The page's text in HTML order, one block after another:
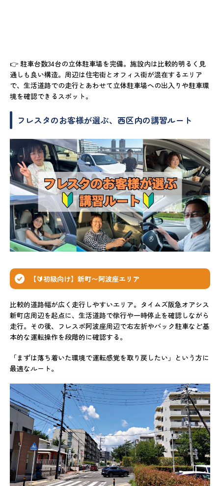
👉 駐車台数34台の立体駐車場を完備。施設内は比較的明るく見
通しも良い構造。周辺は住宅街とオフィス街が混在するエリア
で、生活道路での走行とあわせて立体駐車場への出入りや駐車環
境を確認できるスポット。
フレスタのお客様が選ぶ、西区内の講習ルート
【🔰初級向け】新町〜阿波座エリア
比較的道路幅が広く走行しやすいエリア。タイムズ阪急オアシス
新町店周辺を起点に、生活道路で徐行や一時停止を確認しながら
走行。その後、フレスポ阿波座周辺で右左折やバック駐車など基
本的な運転操作を段階的に確認する。
「まずは落ち着いた環境で運転感覚を取り戻したい」という方に
最適なルート。